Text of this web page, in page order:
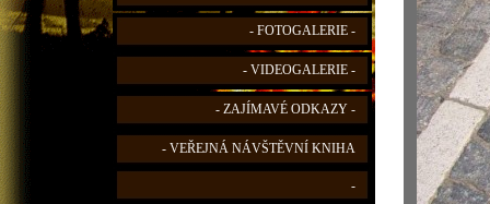
- FOTOGALERIE -
- VIDEOGALERIE -
- ZAJÍMAVÉ ODKAZY -
- VEŘEJNÁ NÁVŠTĚVNÍ KNIHA
-